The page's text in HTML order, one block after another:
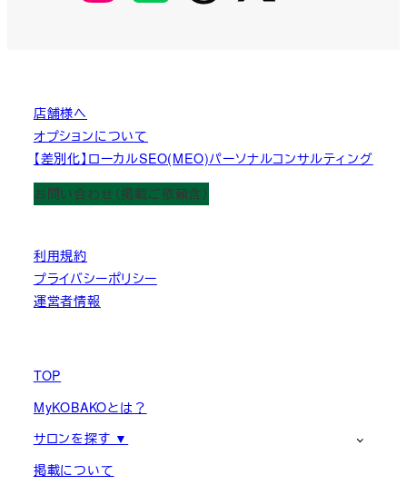
店舗様へ
オプションについて
【差別化】ローカルSEO(MEO)パーソナルコンサルティング
お問い合わせ（掲載ご依頼含）
利用規約
プライバシーポリシー
運営者情報
TOP
MyKOBAKOとは？
サロンを探す ▼
掲載について